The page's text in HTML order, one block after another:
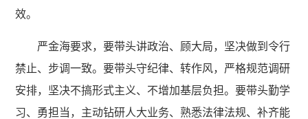
效。
严金海要求，要带头讲政治、顾大局，坚决做到令行
禁止、步调一致。要带头守纪律、转作风，严格规范调研
安排，坚决不搞形式主义、不增加基层负担。要带头勤学
习、勇担当，主动钻研人大业务、熟悉法律法规、补齐能